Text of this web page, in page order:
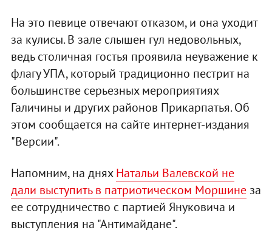
На это певице отвечают отказом, и она уходит
за кулисы. В зале слышен гул недовольных,
ведь столичная гостья проявила неуважение к
флагу УПА, который традиционно пестрит на
большинстве серьезных мероприятиях
Галичины и других районов Прикарпатья. Об
этом сообщается на сайте интернет-издания
"Версии".
Напомним, на дняхНатальи Валевской не
дали выступить в патриотическом Моршинеза
ее сотрудничество с партией Януковича и
выступления на "Антимайдане".